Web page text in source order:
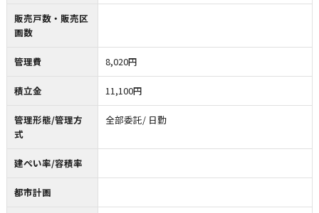
販売戸数・販売区
画数
管理費 8,020円
積立金 11,100円
管理形態/管理方
式
全部委託/ 日勤
建ぺい率/容積率
都市計画